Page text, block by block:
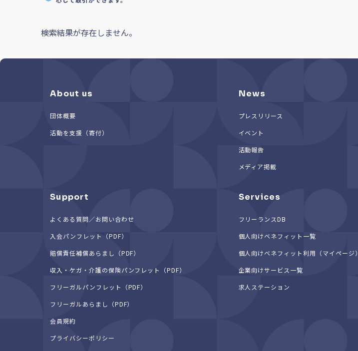
検索結果が存在しません。
About us
団体概要
活動を支援（寄付）
News
プレスリリース
イベント
活動報告
メディア掲載
Support
よくある質問／お問い合わせ
入会パンフレット（PDF）
賠償責任補償あらまし（PDF）
収入・ケガ・介護の保険パンフレット（PDF）
フリーガルパンフレット（PDF）
フリーガルあらまし（PDF）
会員規約
プライバシーポリシー
Services
フリーランスDB
個人向けベネフィット一覧
個人向けベネフィット利用（マイページ）
企業向けサービス一覧
求人ステーション